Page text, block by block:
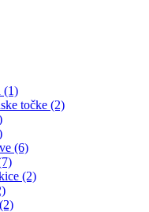
(1)
točke (2)
(6)
(2)